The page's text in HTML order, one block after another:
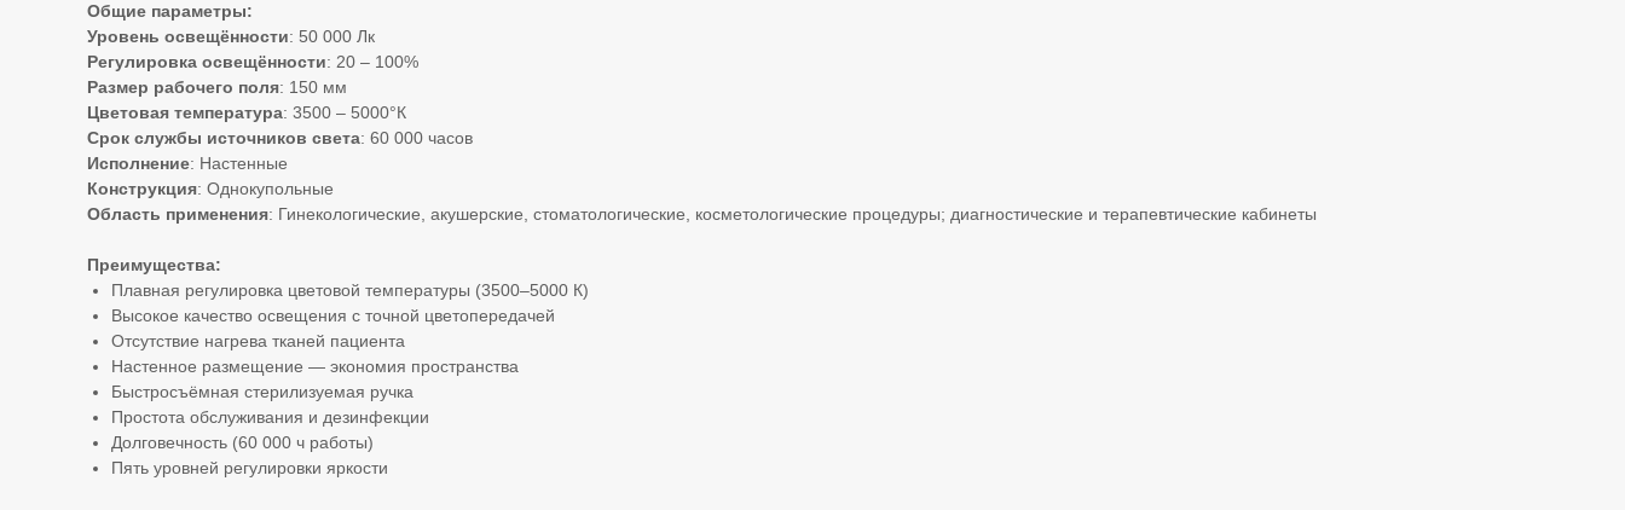
Общие параметры:
Уровень освещённости: 50 000 Лк
Регулировка освещённости: 20 – 100%
Размер рабочего поля: 150 мм
Цветовая температура: 3500 – 5000°К
Срок службы источников света: 60 000 часов
Исполнение: Настенные
Конструкция: Однокупольные
Область применения: Гинекологические, акушерские, стоматологические, косметологические процедуры; диагностические и терапевтические кабинеты
Преимущества:
Плавная регулировка цветовой температуры (3500–5000 К)
Высокое качество освещения с точной цветопередачей
Отсутствие нагрева тканей пациента
Настенное размещение — экономия пространства
Быстросъёмная стерилизуемая ручка
Простота обслуживания и дезинфекции
Долговечность (60 000 ч работы)
Пять уровней регулировки яркости